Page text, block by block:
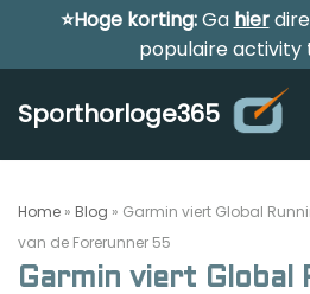
Meteen
inhoud
⭐Hoge korting:Ga hier
populaire activity
Sporthorloge365
Home » Blog » Garmin viert Global
van de Forerunner 55
Garmin viert Global